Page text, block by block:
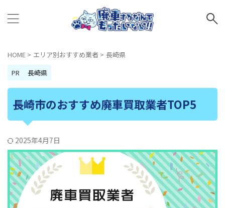
HOME > エリア別おすすめ業者 > 長崎県
PR
長崎県
長崎市のおすすめ廃車買取業者TOP5
2025年4月7日